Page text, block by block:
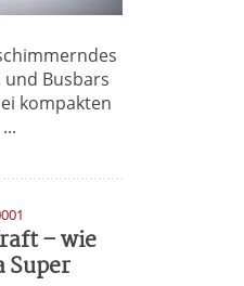
Busbars
kompakten
– wie
Super